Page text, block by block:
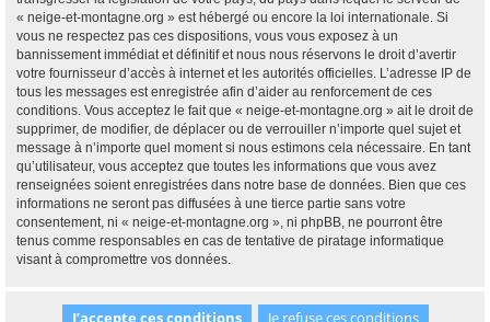
« neige-et-montagne.org » est hébergé ou encore la loi internationale. Si
vous ne respectez pas ces dispositions, vous vous exposez à un
bannissement immédiat et définitif et nous nous réservons le droit d’avertir
votre fournisseur d’accès à internet et les autorités officielles. L’adresse IP de
tous les messages est enregistrée afin d’aider au renforcement de ces
conditions. Vous acceptez le fait que « neige-et-montagne.org » ait le droit de
supprimer, de modifier, de déplacer ou de verrouiller n’importe quel sujet et
message à n’importe quel moment si nous estimons cela nécessaire. En tant
qu’utilisateur, vous acceptez que toutes les informations que vous avez
renseignées soient enregistrées dans notre base de données. Bien que ces
informations ne seront pas diffusées à une tierce partie sans votre
consentement, ni « neige-et-montagne.org », ni phpBB, ne pourront être
tenus comme responsables en cas de tentative de piratage informatique
visant à compromettre vos données.